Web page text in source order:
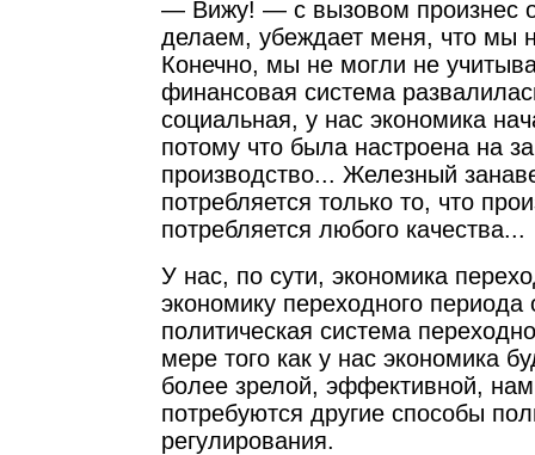
— Вижу! — с вызовом произнес
делаем, убеждает меня, что мы
Конечно, мы не могли не
финансовая система
социальная, у нас экономика
потому что была настроена на
производство... Железный
потребляется только то, что
потребляется любого качества...
У нас, по сути, экономика
экономику переходного периода
политическая система
мере того как у нас экономика
более зрелой, эффективной,
потребуются другие способы
регулирования.